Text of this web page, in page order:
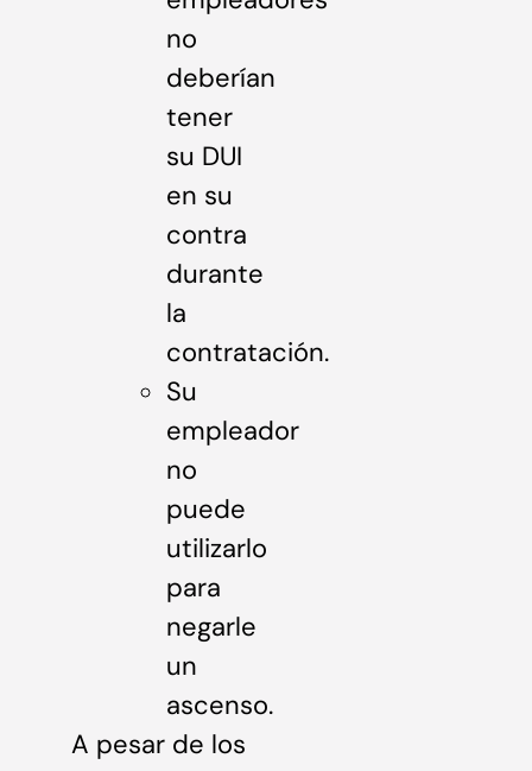
no
deberían
tener
su DUI
en su
contra
durante
la
contratación.
Su
empleador
no
puede
utilizarlo
para
negarle
un
ascenso.
A pesar de los